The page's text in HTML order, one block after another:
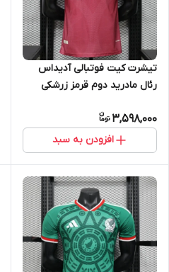
تیشرت کیت فوتبالی آدیداس
رئال مادرید دوم قرمز زرشکی
MADRID 2XL
3,598,000
افزودن به سبد